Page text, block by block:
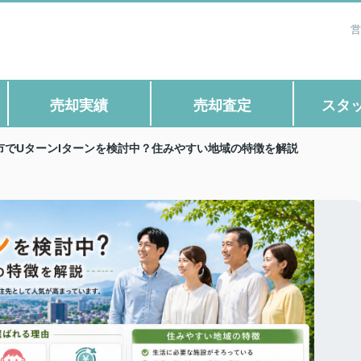
売却実績 売却査定 スタ
でUターンIターンを検討中？住みやすい地域の特徴を解説